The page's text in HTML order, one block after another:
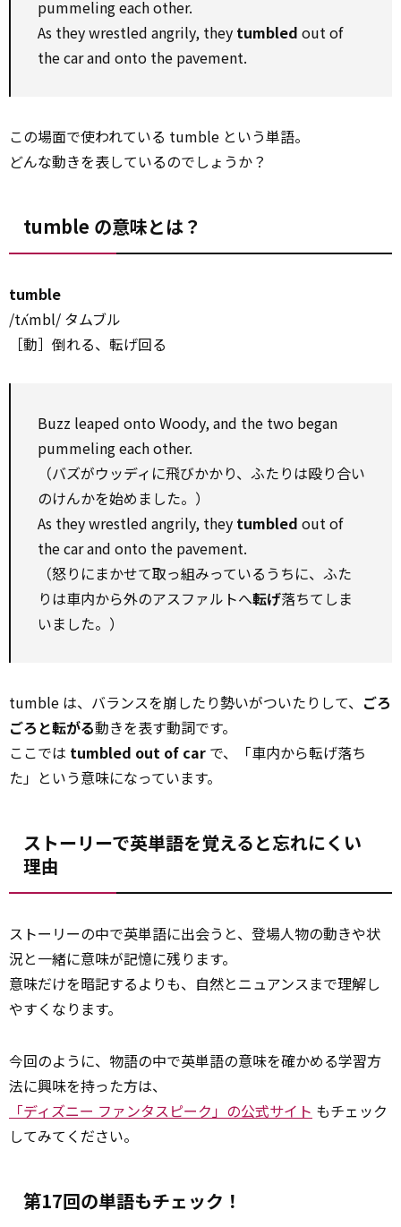
pummeling each other.
As they wrestled angrily, they tumbled out of
the car and onto the pavement.
この場面で使われている tumble という単語。
どんな動きを表しているのでしょうか？
tumble の意味とは？
tumble
/tʌ́mbl/ タムブル
［動］倒れる、転げ回る
Buzz leaped onto Woody, and the two began
pummeling each other.
（バズがウッディに飛びかかり、ふたりは殴り合い
のけんかを始めました。）
As they wrestled angrily, they tumbled out of
the car and onto the pavement.
（怒りにまかせて取っ組みっているうちに、ふた
りは車内から外のアスファルトへ転げ落ちてしま
いました。）
tumble は、バランスを崩したり勢いがついたりして、 ごろ
ごろと転がる動きを表す動詞です。
ここでは tumbled out of car で、「車内から転げ落ち
た」という意味になっています。
ストーリーで英単語を覚えると忘れにくい
理由
ストーリーの中で英単語に出会うと、登場人物の動きや状
況と一緒に意味が記憶に残ります。
意味だけを暗記するよりも、自然とニュアンスまで理解し
やすくなります。
今回のように、物語の中で英単語の意味を確かめる学習方
法に興味を持った方は、
「ディズニー ファンタスピーク」の公式サイト もチェック
してみてください。
第17回の単語もチェック！